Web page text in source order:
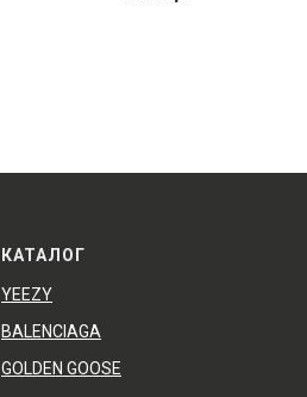
КАТАЛОГ
YEEZY
BALENCIAGA
GOLDEN GOOSE